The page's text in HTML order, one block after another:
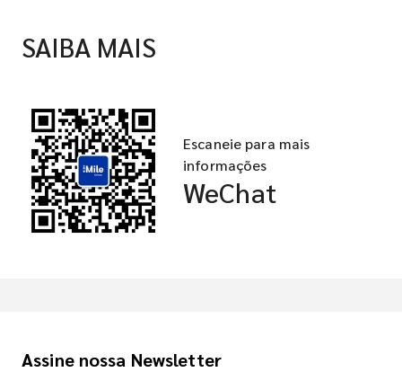
SAIBA MAIS
Escaneie para mais
informações
WeChat
Assine nossa Newsletter